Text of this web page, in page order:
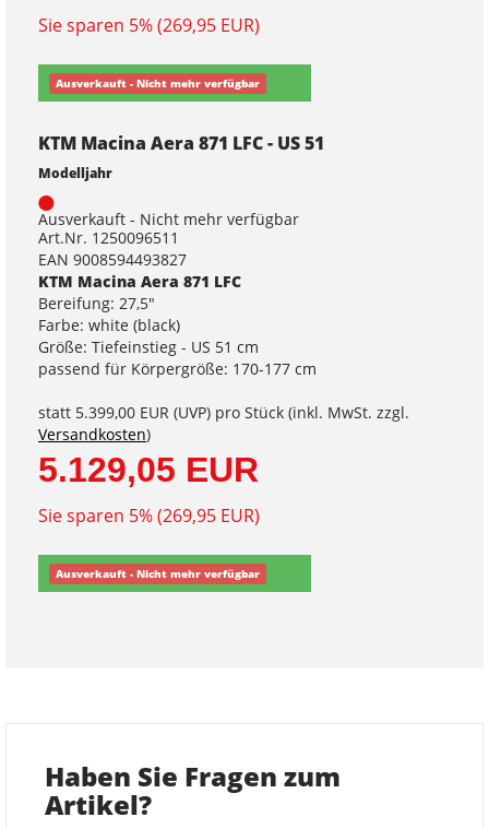
Sie sparen 5% (269,95 EUR)
Ausverkauft - Nicht mehr verfügbar
KTM Macina Aera 871 LFC - US 51
Modelljahr
Ausverkauft - Nicht mehr verfügbar
Art.Nr. 1250096511
EAN 9008594493827
KTM Macina Aera 871 LFC
Bereifung: 27,5"
Farbe: white (black)
Größe: Tiefeinstieg - US 51 cm
passend für Körpergröße: 170-177 cm
statt 5.399,00 EUR (UVP) pro Stück (inkl. MwSt. zzgl.
Versandkosten)
5.129,05 EUR
Sie sparen 5% (269,95 EUR)
Ausverkauft - Nicht mehr verfügbar
Haben Sie Fragen zum
Artikel?